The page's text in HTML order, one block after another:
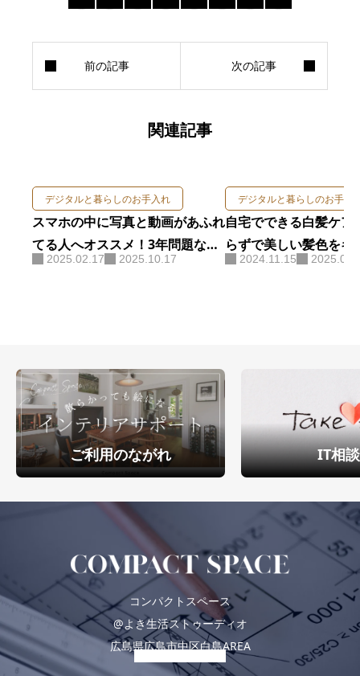
関連記事
デジタルと暮らしのお手入れ
スマホの中に写真と動画があふれ
てる人へオススメ！3年問題なく
使ったSDカードリーダーはこ
2025.02.17 2025.10.17
デジタルと暮らしのお手入
自宅でできる白髪ケア
らずで美しい髪色をキ
法 2024.11.15
ご利用のながれ IT相
コンパクトスペース
@よき生活ストゥーディオ
広島県広島市中区白島AREA